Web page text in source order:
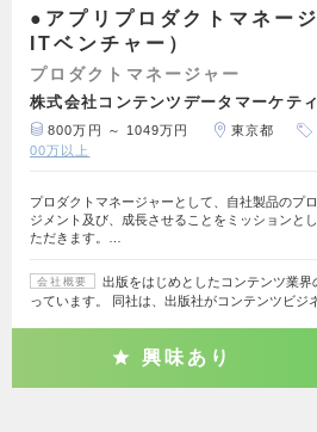
●アプリプロダクトマネー
ITベンチャー）
プロダクトマネージャー
株式会社コンテンツデータマーケテ
800万円 ～ 1049万円 東京都
00万以上
プロダクトマネージャーとして、自社製品のプ
ジメント及び、成長させることをミッションと
ただきます。…
会社概要
出版をはじめとしたコンテンツ業
っています。 同社は、出版社がコンテンツビジ
興味あり